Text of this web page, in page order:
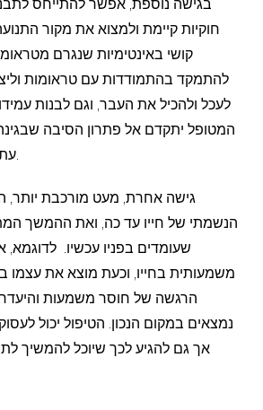
בגישה נוספת, אפשר להתייחס
חוקיות קיימת ולמצוא את מקור
קושי באינטימיות שנגרם
להתמקד בהתמודדות עם טראומות
לעכל ולהכיל את העבר, וגם לבנות
המטופל יתקדם אל פתרון הסיבה
עתיד בטוח יותר מלפניו.
גישה אחרת, מעט מורכבת יותר,
הנשמתי של חייו עד כה, ואת ההמשך
שעומדים בפניו עכשיו. לדוגמא,
משמעותית בחייו, וכעת מוצא את עצמו
הרגשה של חוסר משמעות
נמצאים במקום הנכון. הטיפול יכול
אך גם להגיע לכך שיוכל להמשיך